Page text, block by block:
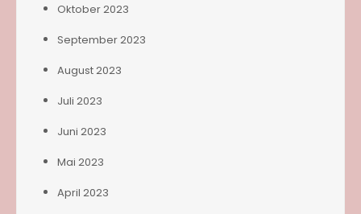
Oktober 2023
September 2023
August 2023
Juli 2023
Juni 2023
Mai 2023
April 2023